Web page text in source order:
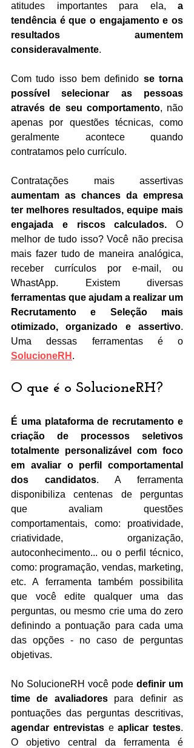
atitudes importantes para ela, a
tendência é que o engajamento e os
resultados aumentem
consideravalmente.
Com tudo isso bem definido se torna
possível selecionar as pessoas
através de seu comportamento, não
apenas por questões técnicas, como
geralmente acontece quando
contratamos pelo currículo.
aumentam as chances da empresa
ter melhores resultados, equipe mais
engajada e riscos calculados. O
melhor de tudo isso? Você não precisa
mais fazer tudo de maneira analógica,
receber currículos por e-mail, ou
ferramentas que ajudam a realizar um
Recrutamento e Seleção mais
otimizado, organizado e assertivo.
SolucioneRH .
O que é o SolucioneRH?
É uma plataforma de recrutamento e
criação de processos seletivos
totalmente personalizável com foco
em avaliar o perfil comportamental
dos candidatos. A ferramenta
disponibiliza centenas de perguntas
que avaliam questões
comportamentais, como: proatividade,
criatividade, organização,
autoconhecimento... ou o perfil técnico,
como: programação, vendas, marketing,
etc. A ferramenta também possibilita
que você edite qualquer uma das
perguntas, ou mesmo crie uma do zero
definindo a pontuação para cada uma
das opções - no caso de perguntas
objetivas.
No SolucioneRH você pode definir um
time de avaliadores para definir as
agendar entrevistas e aplicar testes.
O objetivo central da ferramenta é